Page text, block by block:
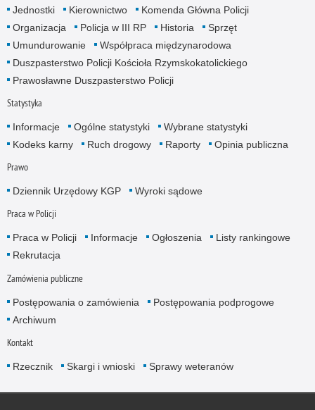
Jednostki Kierownictwo
Komenda Główna Policji
Organizacja
Policja w III RP Historia
Sprzęt
Umundurowanie
Współpraca międzynarodowa
Duszpasterstwo Policji Kościoła Rzymskokatolickiego
Prawosławne Duszpasterstwo Policji
Statystyka
Informacje Ogólne statystyki
Wybrane statystyki
Kodeks karny
Ruch drogowy Raporty Opinia publiczna
Prawo
Dziennik Urzędowy KGP Wyroki sądowe
Praca w Policji
Praca w Policji Informacje Ogłoszenia
Listy rankingowe
Rekrutacja
Zamówienia publiczne
Postępowania o zamówienia
Postępowania podprogowe
Archiwum
Kontakt
Rzecznik Skargi i wnioski Sprawy weteranów